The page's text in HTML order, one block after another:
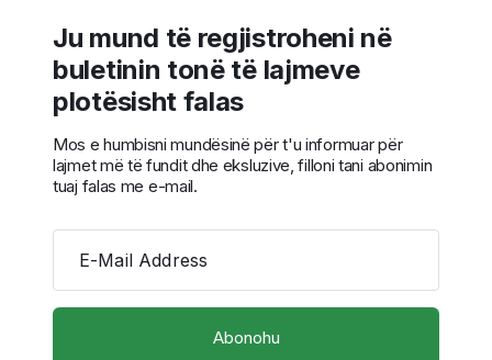
Ju mund të regjistroheni në
buletinin tonë të lajmeve
plotësisht falas
Mos e humbisni mundësinë për t'u informuar për
lajmet më të fundit dhe eksluzive, filloni tani abonimin
tuaj falas me e-mail.
E-Mail Address